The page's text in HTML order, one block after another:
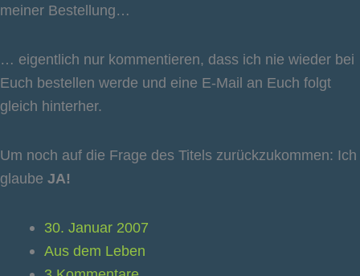
meiner Bestellung…
… eigentlich nur kommentieren, dass ich nie wieder bei
Euch bestellen werde und eine E-Mail an Euch folgt
gleich hinterher.
Um noch auf die Frage des Titels zurückzukommen: Ich
glaube JA!
30. Januar 2007
Aus dem Leben